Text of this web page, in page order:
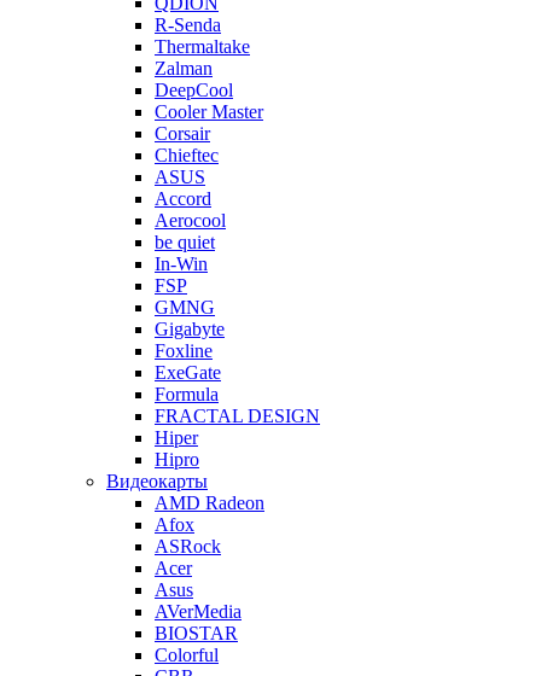
R-Senda
Thermaltake
Zalman
DeepCool
Cooler Master
Corsair
Chieftec
ASUS
Accord
Aerocool
be quiet
In-Win
FSP
GMNG
Gigabyte
Foxline
ExeGate
Formula
FRACTAL DESIGN
Hiper
Hipro
Видеокарты
AMD Radeon
Afox
ASRock
Acer
Asus
AVerMedia
BIOSTAR
Colorful